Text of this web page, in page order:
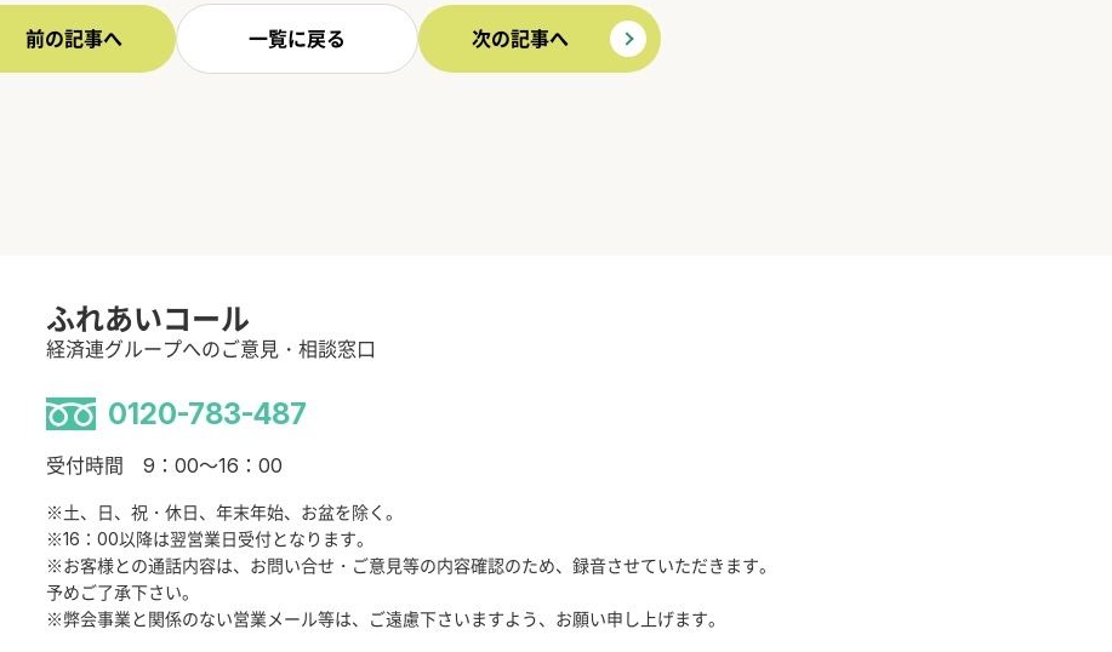
前の記事へ 一覧に戻る 次の記事へ
ふれあいコール
経済連グループへのご意見・相談窓口
0120-783-487
受付時間 9：00～16：00
※土、日、祝・休日、年末年始、お盆を除く。
※16：00以降は翌営業日受付となります。
※お客様との通話内容は、お問い合せ・ご意見等の内容確認のため、録音させていただきます。
予めご了承下さい。
※弊会事業と関係のない営業メール等は、ご遠慮下さいますよう、お願い申し上げます。